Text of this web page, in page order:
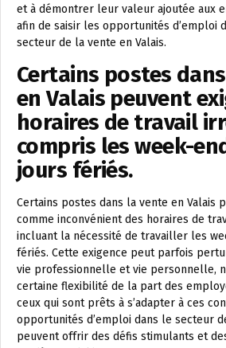
et à démontrer leur valeur ajoutée aux
afin de saisir les opportunités d’emploi
secteur de la vente en Valais.
Certains postes
en Valais peuvent
horaires de travail
compris les week-
jours fériés.
Certains postes dans la vente en Valais
comme inconvénient des horaires de
incluant la nécessité de travailler les
fériés. Cette exigence peut parfois
vie professionnelle et vie personnelle,
certaine flexibilité de la part des
ceux qui sont prêts à s’adapter à ces
opportunités d’emploi dans le secteur
peuvent offrir des défis stimulants et